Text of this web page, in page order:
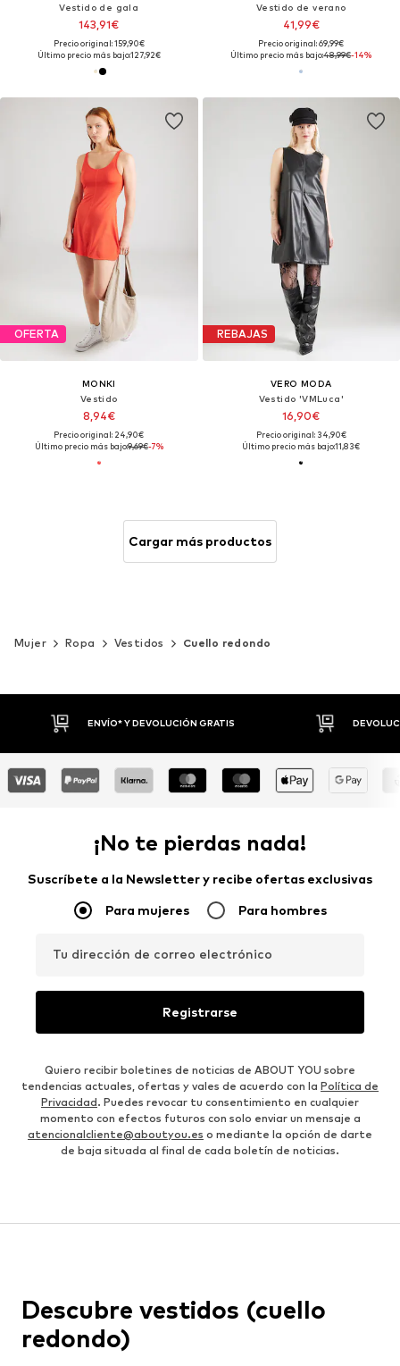
Vestido de gala
143,91€
Precio original: 159,90€
Último precio más bajo:127,92€
Vestido de verano
41,99€
Precio original: 69,99€
Último precio más bajo:48,99€-14%
OFERTA
MONKI
Vestido
8,94€
Precio original: 24,90€
Último precio más bajo:9,69€-7%
REBAJAS
VERO MODA
Vestido 'VMLuca'
16,90€
Precio original: 34,90€
Último precio más bajo:11,83€
Cargar más productos
Mujer Ropa Vestidos Cuello redondo
DEVOLUCIONES HASTA 30 DÍAS
¡No te pierdas nada!
Suscríbete a la Newsletter y recibe ofertas exclusivas
Para mujeres Para hombres
Tu dirección de correo electrónico
Registrarse
Quiero recibir boletines de noticias de ABOUT YOU sobre
tendencias actuales, ofertas y vales de acuerdo con la Política de
Privacidad. Puedes revocar tu consentimiento en cualquier
momento con efectos futuros con solo enviar un mensaje a
atencionalcliente@aboutyou.es o mediante la opción de darte
de baja situada al final de cada boletín de noticias.
Descubre vestidos (cuello
redondo)